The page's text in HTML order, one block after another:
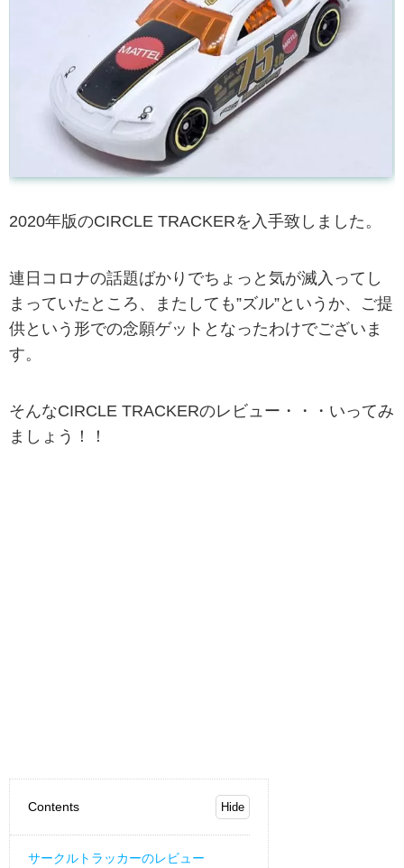
2020年版のCIRCLE TRACKERを入手致しました。
連日コロナの話題ばかりでちょっと気が滅入ってし
まっていたところ、またしても”ズル”というか、ご提
供という形での念願ゲットとなったわけでございま
す。
そんなCIRCLE TRACKERのレビュー・・・いってみ
ましょう！！
Contents
サークルトラッカーのレビュー